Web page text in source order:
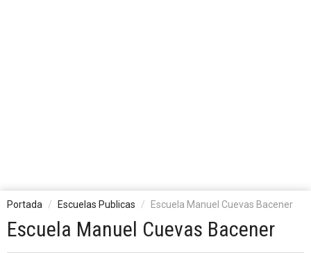
Portada Escuelas Publicas Escuela Manuel Cuevas Bacener
Escuela Manuel Cuevas Bacener